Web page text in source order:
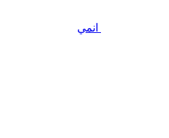
انمي